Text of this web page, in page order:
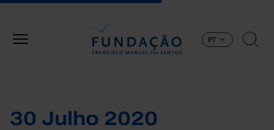
PT
30 Julho 2020